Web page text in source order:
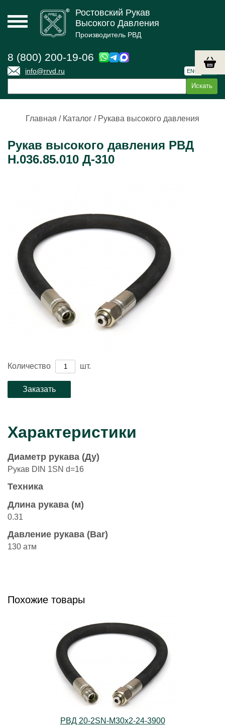
Ростовский Рукав
Высокого Давления
Производитель РВД
8 (800) 200-19-06
info@rrvd.ru ENG
Главная / Каталог / Рукава высокого давления
Рукав высокого давления РВД
Н.036.85.010 Д-310
Количество шт.
Характеристики
Диаметр рукава (Ду)
Рукав DIN 1SN d=16
Техника
Длина рукава (м)
0.31
Давление рукава (Bar)
130 атм
Похожие товары
РВД 20-2SN-M30х2-24-3900